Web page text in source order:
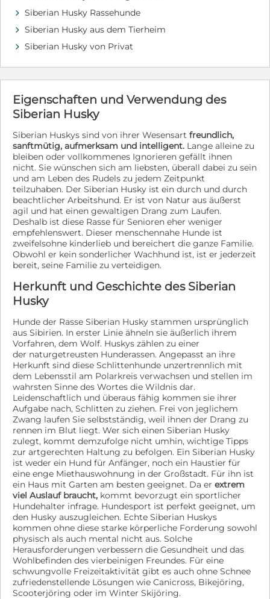
werden. Zu Bedenken gilt, dass trotz der guten
Vorbereitung die Umweltreize in Deutschland weitaus
präsenter sind als in Rumänien, wo sie aktuell noch
leben. Auf unserem Hof befinden sich die Hunde in
des Geländes sind auf Grund der Vielzahl der Tiere
leider nicht möglich. Nola ist circa 1 Jahr alt (Stand
02.07.2026) und etwa 50 cm (+/-) groß. Sie ist ein
Husky-Mischling. Nola lebt aktuell in Homorod-
Brasov/Rumänien. Sie wird gegen eine Schutzgebühr
Vorkontrolle, gechipt, geimpft, entwurmt, entfloht und
ausgestattet mit einem EU Heimtierausweis und den
notwendigen Zollpapieren über den Tierschutz aus. Wir
vermitteln ausschließlich auf Endstellen. Kontakt: Bei
ernsthaftem Interesse wenden Sie sich bitte an
folgenden Kontakt: First step for a better life
Ansprechpartnerin in Deutschland: Giovi Thoma, Tel.:
0173/6566673 (Erstkontakt auch per WhatsApp oder
SMS). Gerne können Sie uns auch über Facebook eine
Anfrage senden. Bei schriftlichen Anfragen geben Sie
bitte immer Ihre Telefonnummer zur Kontaktaufnahme
an. Hinweis: Wenn wir unsere Hunde bestimmten
am Erscheinungsbild und am Verhalten (Phänotyp).
Diese Zuordnung erfolgt nach bestem Wissen und
Gewissen des Vereins und der beteiligten Tierärzte. Die
Angaben entsprechen jedoch nicht zwangsläufig den
Erbanlagen (Genotyp), zu deren Bestimmung eine
DNA-Analyse erforderlich wäre. Die Verhaltens- und
Charakterbeschreibung des Tieres beruht auf
Beobachtungen der Tierschützer vor Ort bzw. der
Pflegestellen und bezieht sich ausschließlich auf die
aktuellen örtlichen Begebenheiten. Nach einer
Vermittlung kann oder wird sich die Fellnase
charakterlich anpassen und oder verändern. Auf
Grundlage des österreichischen Tierschutzgesetzes ist
es uns nicht erlaubt, Tiere nach Österreich zu
vermitteln.
d Siberian Husky Rassehunde
d Siberian Husky aus dem Tierheim
d Siberian Husky von Privat
Eigenschaften und Verwendung des
Siberian Husky
Siberian Huskys sind von ihrer Wesensart freundlich,
sanftmütig, aufmerksam und intelligent. Lange alleine zu
bleiben oder vollkommenes Ignorieren gefällt ihnen
nicht. Sie wünschen sich am liebsten, überall dabei zu sein
und am Leben des Rudels zu jedem Zeitpunkt
teilzuhaben. Der Siberian Husky ist ein durch und durch
beachtlicher Arbeitshund. Er ist von Natur aus äußerst
agil und hat einen gewaltigen Drang zum Laufen.
Deshalb ist diese Rasse für Senioren eher weniger
empfehlenswert. Dieser menschennahe Hunde ist
zweifelsohne kinderlieb und bereichert die ganze Familie.
Obwohl er kein sonderlicher Wachhund ist, ist er jederzeit
bereit, seine Familie zu verteidigen.
Herkunft und Geschichte des Siberian
Husky
Hunde der Rasse Siberian Husky stammen ursprünglich
aus Sibirien. In erster Linie ähneln sie äußerlich ihrem
Vorfahren, dem Wolf. Huskys zählen zu einer
der naturgetreusten Hunderassen. Angepasst an ihre
Herkunft sind diese Schlittenhunde unzertrennlich mit
dem Lebensstil am Polarkreis verwachsen und stellen im
wahrsten Sinne des Wortes die Wildnis dar.
Leidenschaftlich und überaus fähig kommen sie ihrer
Aufgabe nach, Schlitten zu ziehen. Frei von jeglichem
Zwang laufen Sie selbstständig, weil ihnen der Drang zu
rennen im Blut liegt. Wer sich einen Siberian Husky
zulegt, kommt demzufolge nicht umhin, wichtige Tipps
zur artgerechten Haltung zu befolgen. Ein Siberian Husky
ist weder ein Hund für Anfänger, noch ein Haustier für
eine enge Miethauswohnung in der Großstadt. Für ihn ist
ein Haus mit Garten am besten geeignet. Da er extrem
viel Auslauf braucht, kommt bevorzugt ein sportlicher
Hundehalter infrage. Hundesport ist perfekt geeignet, um
den Husky auszugleichen. Echte Siberian Huskys
kommen ohne diese starke körperliche Forderung sowohl
physisch als auch mental nicht aus. Solche
Herausforderungen verbessern die Gesundheit und das
Wohlbefinden des vierbeinigen Freundes. Für eine
schwungvolle Freizeitaktivität gibt es auch ohne Schnee
zufriedenstellende Lösungen wie Canicross, Bikejöring,
Scooterjöring oder im Winter Skijöring.